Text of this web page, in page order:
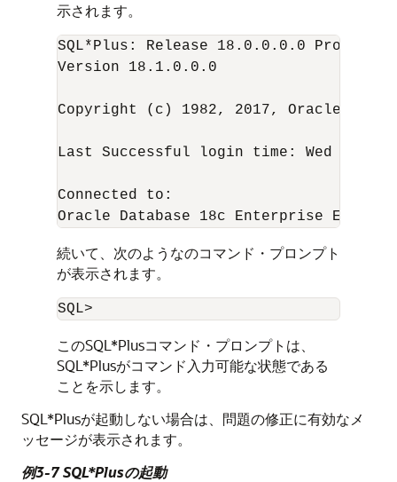
示されます。
SQL*Plus: Release 18.0.0.0.0
Version 18.1.0.0.0
Copyright (c) 1982, 2017, Oracle. All
Last Successful login time: Wed Nov
Connected to:
Oracle Database 18c Enterprise
続いて、次のようなのコマンド・プロンプト
が表示されます。
SQL>
このSQL*Plusコマンド・プロンプトは、
SQL*Plusがコマンド入力可能な状態である
ことを示します。
SQL*Plusが起動しない場合は、問題の修正に有効なメ
ッセージが表示されます。
例3-7 SQL*Plusの起動